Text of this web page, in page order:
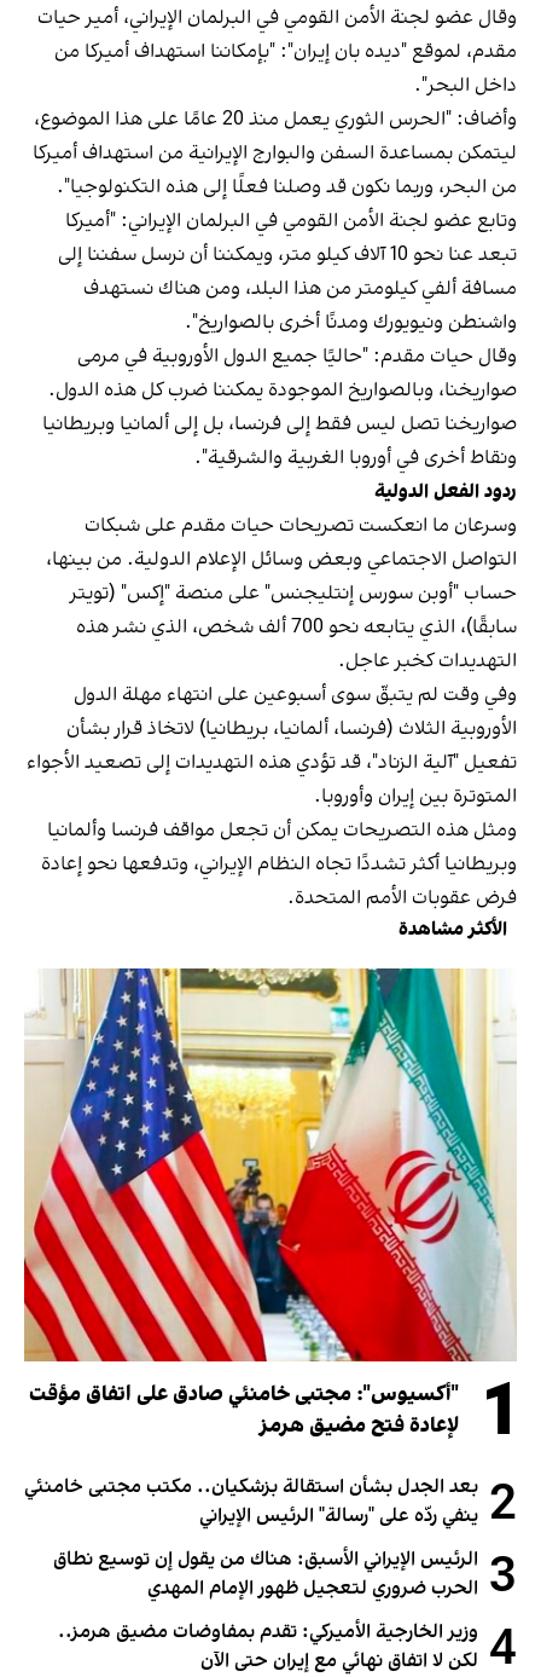
وقال عضو لجنة الأمن القومي في البرلمان الإيراني، أمير حيات
مقدم، لموقع "ديده ‌بان إيران": "بإمكاننا استهداف أميركا من
داخل البحر".
وأضاف: "الحرس الثوري يعمل منذ 20 عامًا على هذا الموضوع،
ليتمكن بمساعدة السفن والبوارج الإيرانية من استهداف أميركا
من البحر، وربما نكون قد وصلنا فعلًا إلى هذه التكنولوجيا".
وتابع عضو لجنة الأمن القومي في البرلمان الإيراني: "أميركا
تبعد عنا نحو 10 آلاف كيلو متر، ويمكننا أن نرسل سفننا إلى
مسافة ألفي كيلومتر من هذا البلد، ومن هناك نستهدف
واشنطن ونيويورك ومدنًا أخرى بالصواريخ".
وقال حيات مقدم: "حاليًا جميع الدول الأوروبية في مرمى
صواريخنا، وبالصواريخ الموجودة يمكننا ضرب كل هذه الدول.
صواريخنا تصل ليس فقط إلى فرنسا، بل إلى ألمانيا وبريطانيا
ونقاط أخرى في أوروبا الغربية والشرقية".
ردود الفعل الدولية
وسرعان ما انعكست تصريحات حيات مقدم على شبكات
التواصل الاجتماعي وبعض وسائل الإعلام الدولية. من بينها،
حساب "أوبن سورس إنتليجنس" على منصة "إكس" (تويتر
سابقًا)، الذي يتابعه نحو 700 ألف شخص، الذي نشر هذه
التهديدات كخبر عاجل.
وفي وقت لم يتبقّ سوى أسبوعين على انتهاء مهلة الدول
الأوروبية الثلاث (فرنسا، ألمانيا، بريطانيا) لاتخاذ قرار بشأن
تفعيل "آلية الزناد"، قد تؤدي هذه التهديدات إلى تصعيد الأجواء
المتوترة بين إيران وأوروبا.
ومثل هذه التصريحات يمكن أن تجعل مواقف فرنسا وألمانيا
وبريطانيا أكثر تشددًا تجاه النظام الإيراني، وتدفعها نحو إعادة
فرض عقوبات الأمم المتحدة.
الأكثر مشاهدة
1
"أكسيوس": مجتبى خامنئي صادق على اتفاق مؤقت
لإعادة فتح مضيق هرمز
2 بعد الجدل بشأن استقالة بزشكيان.. مكتب مجتبى خامنئي
ينفي ردّه على "رسالة" الرئيس الإيراني
3 الرئيس الإيراني الأسبق: هناك من يقول إن توسيع نطاق
الحرب ضروري لتعجيل ظهور الإمام المهدي
4 وزير الخارجية الأميركي: تقدم بمفاوضات مضيق هرمز..
لكن لا اتفاق نهائي مع إيران حتى الآن